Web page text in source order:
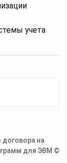
учета
договора на
для ЭВМ ©